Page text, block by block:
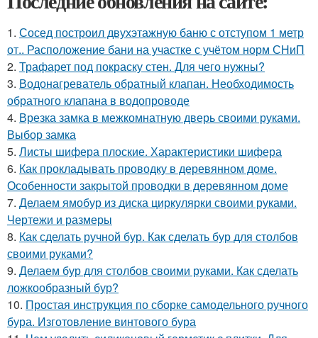
1. Сосед построил двухэтажную баню с отступом 1 метр
от.. Расположение бани на участке с учётом норм СНиП
2. Трафарет под покраску стен. Для чего нужны?
3. Водонагреватель обратный клапан. Необходимость
обратного клапана в водопроводе
4. Врезка замка в межкомнатную дверь своими руками.
Выбор замка
5. Листы шифера плоские. Характеристики шифера
6. Как прокладывать проводку в деревянном доме.
Особенности закрытой проводки в деревянном доме
7. Делаем ямобур из диска циркулярки своими руками.
Чертежи и размеры
8. Как сделать ручной бур. Как сделать бур для столбов
своими руками?
9. Делаем бур для столбов своими руками. Как сделать
ложкообразный бур?
10. Простая инструкция по сборке самодельного ручного
бура. Изготовление винтового бура